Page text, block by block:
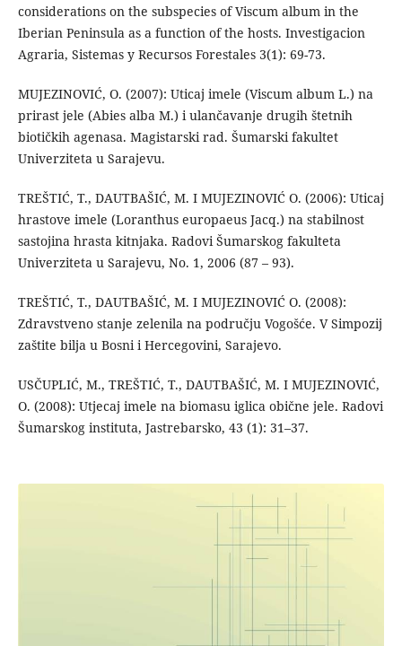
considerations on the subspecies of Viscum album in the
Iberian Peninsula as a function of the hosts. Investigacion
Agraria, Sistemas y Recursos Forestales 3(1): 69-73.
MUJEZINOVIĆ, O. (2007): Uticaj imele (Viscum album L.) na
prirast jele (Abies alba M.) i ulančavanje drugih štetnih
biotičkih agenasa. Magistarski rad. Šumarski fakultet
Univerziteta u Sarajevu.
TREŠTIĆ, T., DAUTBAŠIĆ, M. I MUJEZINOVIĆ O. (2006): Uticaj
hrastove imele (Loranthus europaeus Jacq.) na stabilnost
sastojina hrasta kitnjaka. Radovi Šumarskog fakulteta
Univerziteta u Sarajevu, No. 1, 2006 (87 – 93).
TREŠTIĆ, T., DAUTBAŠIĆ, M. I MUJEZINOVIĆ O. (2008):
Zdravstveno stanje zelenila na području Vogošće. V Simpozij
zaštite bilja u Bosni i Hercegovini, Sarajevo.
USČUPLIĆ, M., TREŠTIĆ, T., DAUTBAŠIĆ, M. I MUJEZINOVIĆ,
O. (2008): Utjecaj imele na biomasu iglica obične jele. Radovi
Šumarskog instituta, Jastrebarsko, 43 (1): 31–37.